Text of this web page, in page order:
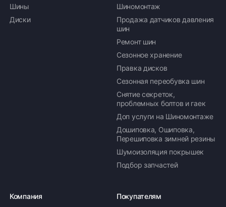
Шины
Диски
Шиномонтаж
Продажа датчиков давления
шин
Ремонт шин
Сезонное хранение
Правка дисков
Сезонная переобувка шин
Снятие секреток,
проблемных болтов и гаек
Доп услуги на Шиномонтаже
Дошиповка, Ошиповка,
Перешиповка зимней резины
Шумоизоляция покрышек
Подбор запчастей
Компания Покупателям